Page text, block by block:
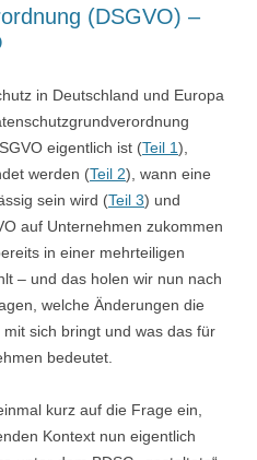
(DSGVO) –
in Deutschland und Europa
eigentlich ist (Teil 1),
werden (Teil 2), wann eine
sein wird (Teil 3) und
auf Unternehmen zukommen
in einer mehrteiligen
– und das holen wir nun nach
welche Änderungen die
mit sich bringt und was das für
bedeutet.
kurz auf die Frage ein,
Kontext nun eigentlich